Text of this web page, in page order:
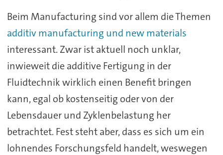
Beim Manufacturing sind vor allem die Themen
additiv manufacturing und new materials
interessant. Zwar ist aktuell noch unklar,
inwieweit die additive Fertigung in der
Fluidtechnik wirklich einen Benefit bringen
kann, egal ob kostenseitig oder von der
Lebensdauer und Zyklenbelastung her
betrachtet. Fest steht aber, dass es sich um ein
lohnendes Forschungsfeld handelt, weswegen